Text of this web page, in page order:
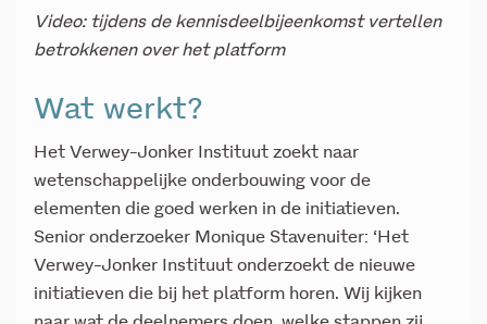
Video: tijdens de kennisdeelbijeenkomst vertellen
betrokkenen over het platform
Wat werkt?
Het Verwey-Jonker Instituut zoekt naar
wetenschappelijke onderbouwing voor de
elementen die goed werken in de initiatieven.
Senior onderzoeker Monique Stavenuiter: ‘Het
Verwey-Jonker Instituut onderzoekt de nieuwe
initiatieven die bij het platform horen. Wij kijken